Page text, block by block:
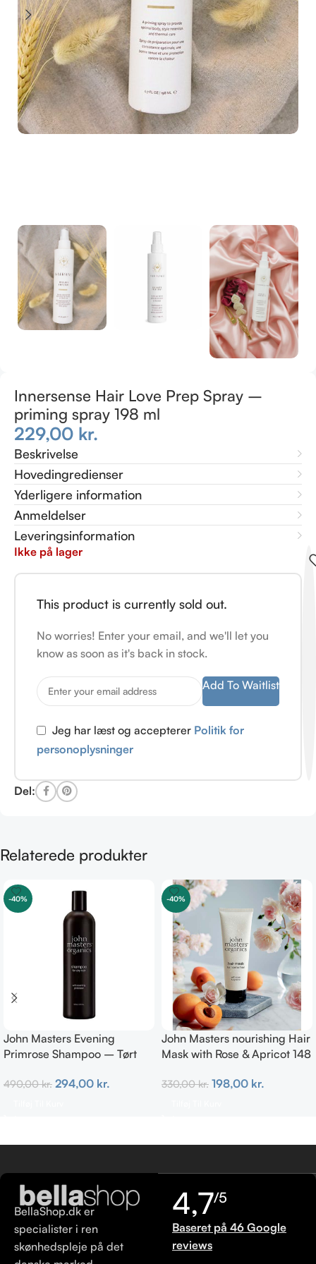
Innersense Hair Love Prep Spray –
priming spray 198 ml
229,00 kr.
Beskrivelse
Hovedingredienser
Yderligere information
Anmeldelser
Leveringsinformation
Ikke på lager
This product is currently sold out.
No worries! Enter your email, and we'll let you
know as soon as it's back in stock.
Add To Waitlist
Jeg har læst og accepterer Politik for
personoplysninger
Del:
Relaterede produkter
-40%
John Masters Evening
Primrose Shampoo – Tørt
490,00kr. 294,00 kr.
-40%
John Masters nourishing Hair
Mask with Rose & Apricot 148
330,00kr. 198,00 kr.
BellaShop.dk er
specialister i ren
skønhedspleje på det
4,7/5
Baseret på 46 Google
reviews